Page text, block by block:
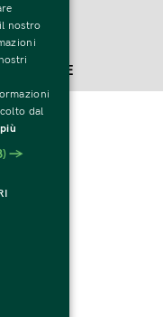
TE
nostro
dal
→